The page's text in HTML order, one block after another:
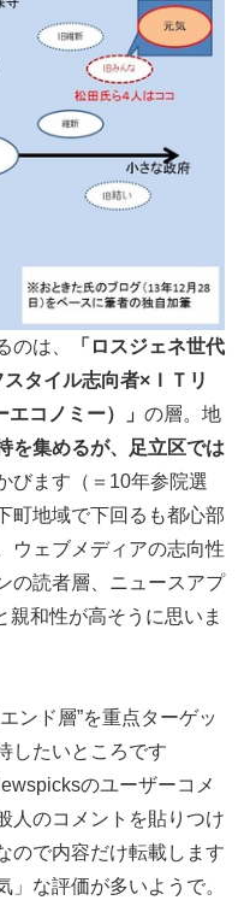
のは、
「ロスジェネ世代
タイル志向者×ＩＴリ
コノミー）」 の層。地
を集めるが、足立区では
びます（＝10年参院選
町地域で下回るも都心部
ウェブメディアの志向性
の読者層、ニュースアプ
親和性が高そうに思いま
ンド層”を重点ターゲッ
したいところです
のユーザーコメ
人のコメントを貼りつけ
ので内容だけ転載します
な評価が多いようで。